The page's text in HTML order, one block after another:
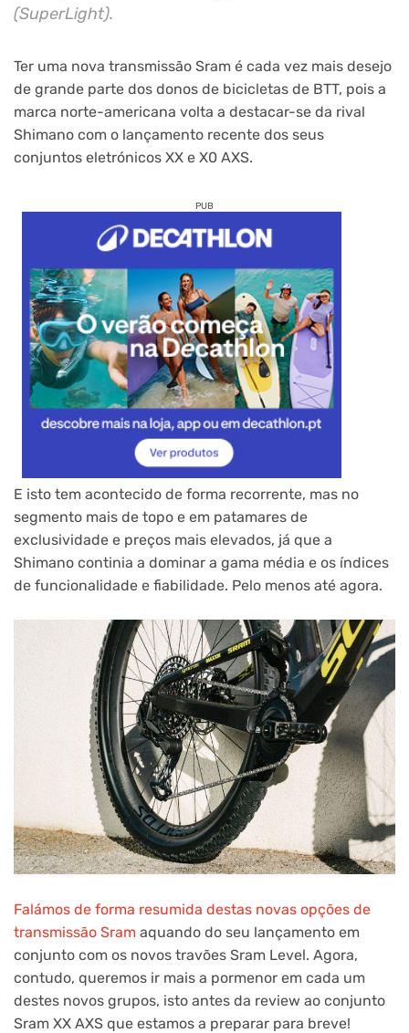
(SuperLight).
Ter uma nova transmissão Sram é cada vez mais desejo
de grande parte dos donos de bicicletas de BTT, pois a
marca norte-americana volta a destacar-se da rival
Shimano com o lançamento recente dos seus
conjuntos eletrónicos XX e X0 AXS.
PUB
E isto tem acontecido de forma recorrente, mas no
segmento mais de topo e em patamares de
exclusividade e preços mais elevados, já que a
Shimano continia a dominar a gama média e os índices
de funcionalidade e fiabilidade. Pelo menos até agora.
Falámos de forma resumida destas novas opções de
transmissão Sram aquando do seu lançamento em
conjunto com os novos travões Sram Level. Agora,
contudo, queremos ir mais a pormenor em cada um
destes novos grupos, isto antes da review ao conjunto
Sram XX AXS que estamos a preparar para breve!